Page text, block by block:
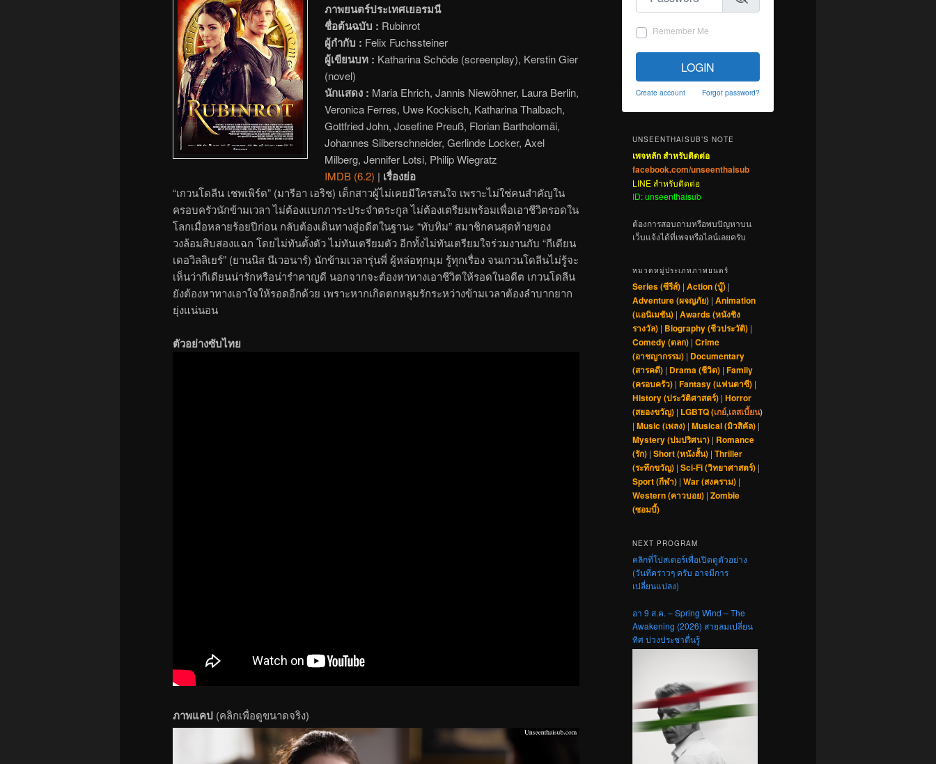
ภาพยนตร์ประเทศเยอรมนี
ชื่อต้นฉบับ : Rubinrot
ผู้กำกับ : Felix Fuchssteiner
ผู้เขียนบท : Katharina Schöde (screenplay), Kerstin Gier
(novel)
นักแสดง : Maria Ehrich, Jannis Niewöhner, Laura Berlin,
Veronica Ferres, Uwe Kockisch, Katharina Thalbach,
Gottfried John, Josefine Preuß, Florian Bartholomäi,
Johannes Silberschneider, Gerlinde Locker, Axel
Milberg, Jennifer Lotsi, Philip Wiegratz
IMDB (6.2) | เรื่องย่อ
“เกวนโดลีน เชพเพิร์ด” (มารีอา เอริช) เด็กสาวผู้ไม่เคยมีใครสนใจ เพราะไม่ใช่คนสำคัญใน
ครอบครัวนักข้ามเวลา ไม่ต้องแบกภาระประจำตระกูล ไม่ต้องเตรียมพร้อมเพื่อเอาชีวิตรอดใน
โลกเมื่อหลายร้อยปีก่อน กลับต้องเดินทางสู่อดีตในฐานะ “ทับทิม” สมาชิกคนสุดท้ายของ
วงล้อมสิบสองแฉก โดยไม่ทันตั้งตัว ไม่ทันเตรียมตัว อีกทั้งไม่ทันเตรียมใจร่วมงานกับ “กีเดียน
เดอวิลลิเยร์” (ยานนิส นีเวอนาร์) นักข้ามเวลารุ่นพี่ ผู้หล่อทุกมุม รู้ทุกเรื่อง จนเกวนโดลีนไม่รู้จะ
เห็นว่ากีเดียนน่ารักหรือน่ารำคาญดี นอกจากจะต้องหาทางเอาชีวิตให้รอดในอดีต เกวนโดลีน
ยังต้องหาทางเอาใจให้รอดอีกด้วย เพราะหากเกิดตกหลุมรักระหว่างข้ามเวลาต้องลำบากยาก
ยุ่งแน่นอน
ตัวอย่างซับไทย
ภาพแคป (คลิกเพื่อดูขนาดจริง)
Remember Me
LOGIN
Create account Forgot password?
UNSEENTHAISUB’S NOTE
เพจหลัก สำหรับติดต่อ
facebook.com/unseenthaisub
LINE สำหรับติดต่อ
ID: unseenthaisub
ต้องการสอบถามหรือพบปัญหาบน
เว็บแจ้งได้ที่เพจหรือไลน์เลยครับ
หมวดหมู่ประเภทภาพยนตร์
Series (ซีรีส์) | Action (บู๊) |
Adventure (ผจญภัย) | Animation
(แอนิเมชัน) | Awards (หนังชิง
รางวัล) | Biography (ชีวประวัติ) |
Comedy (ตลก) | Crime
(อาชญากรรม) | Documentary
(สารคดี) | Drama (ชีวิต) | Family
(ครอบครัว) | Fantasy (แฟนตาซี) |
History (ประวัติศาสตร์) | Horror
(สยองขวัญ) | LGBTQ (เกย์,เลสเบี้ยน)
| Music (เพลง) | Musical (มิวสิคัล) |
Mystery (ปมปริศนา) | Romance
(รัก) | Short (หนังสั้น) | Thriller
(ระทึกขวัญ) | Sci-Fi (วิทยาศาสตร์) |
Sport (กีฬา) | War (สงคราม) |
Western (คาวบอย) | Zombie
(ซอมบี้)
NEXT PROGRAM
คลิกที่โปสเตอร์เพื่อเปิดดูตัวอย่าง
(วันที่คร่าวๆ ครับ อาจมีการ
เปลี่ยนแปลง)
อา 9 ส.ค. – Spring Wind – The
Awakening (2026) สายลมเปลี่ยน
ทิศ ปวงประชาตื่นรู้